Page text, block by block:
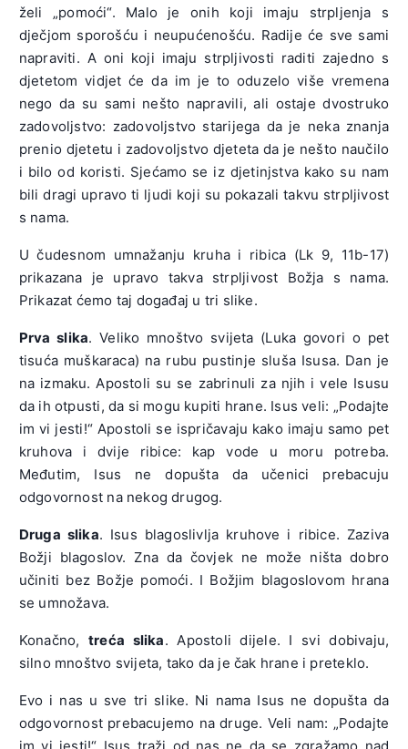
želi „pomoći“. Malo je onih koji imaju strpljenja s
dječjom sporošću i neupućenošću. Radije će sve sami
napraviti. A oni koji imaju strpljivosti raditi zajedno s
djetetom vidjet će da im je to oduzelo više vremena
nego da su sami nešto napravili, ali ostaje dvostruko
zadovoljstvo: zadovoljstvo starijega da je neka znanja
prenio djetetu i zadovoljstvo djeteta da je nešto naučilo
i bilo od koristi. Sjećamo se iz djetinjstva kako su nam
bili dragi upravo ti ljudi koji su pokazali takvu strpljivost
s nama.
U čudesnom umnažanju kruha i ribica (Lk 9, 11b-17)
prikazana je upravo takva strpljivost Božja s nama.
Prikazat ćemo taj događaj u tri slike.
Prva slika. Veliko mnoštvo svijeta (Luka govori o pet
tisuća muškaraca) na rubu pustinje sluša Isusa. Dan je
na izmaku. Apostoli su se zabrinuli za njih i vele Isusu
da ih otpusti, da si mogu kupiti hrane. Isus veli: „Podajte
im vi jesti!“ Apostoli se ispričavaju kako imaju samo pet
kruhova i dvije ribice: kap vode u moru potreba.
Međutim, Isus ne dopušta da učenici prebacuju
odgovornost na nekog drugog.
Druga slika. Isus blagoslivlja kruhove i ribice. Zaziva
Božji blagoslov. Zna da čovjek ne može ništa dobro
učiniti bez Božje pomoći. I Božjim blagoslovom hrana
se umnožava.
Konačno, treća slika. Apostoli dijele. I svi dobivaju,
silno mnoštvo svijeta, tako da je čak hrane i preteklo.
Evo i nas u sve tri slike. Ni nama Isus ne dopušta da
odgovornost prebacujemo na druge. Veli nam: „Podajte